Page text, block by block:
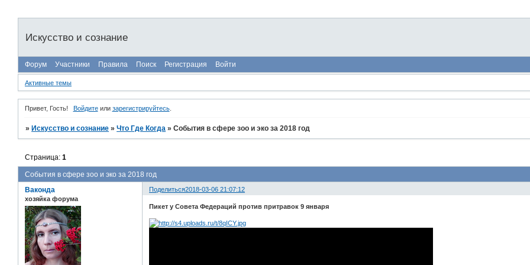
Искусство и сознание
Форум Участники Правила Поиск Регистрация Войти
Активные темы
Привет, Гость! Войдитеили зарегистрируйтесь.
» Искусство и сознание »Что Где Когда »События в сфере зоо и эко за 2018 год
События в сфере зоо и эко за 2018 год
Страница:1
Поделиться2018-03-06 21:07:12
Ваконда
хозяйка форума
Пикет у Совета Федераций против притравок 9 января